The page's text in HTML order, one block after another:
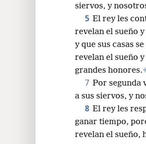
al rey en arameo:
siervos, y
5 El rey les
revelan el sueño
y que sus casas
revelan el sueño
grandes honores.
7 Por segunda
a sus siervos, y
8 El rey les
ganar tiempo,